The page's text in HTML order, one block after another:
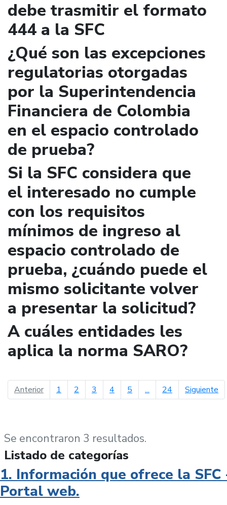
debe trasmitir el formato
444 a la SFC
¿Qué son las excepciones
regulatorias otorgadas
por la Superintendencia
Financiera de Colombia
en el espacio controlado
de prueba?
Si la SFC considera que
el interesado no cumple
con los requisitos
mínimos de ingreso al
espacio controlado de
prueba, ¿cuándo puede el
mismo solicitante volver
a presentar la solicitud?
A cuáles entidades les
aplica la norma SARO?
Anteriorpágina anterior
1 2 3 4 5 ... 24 Siguiente
Se encontraron 3 resultados.
Listado de categorías
1. Información que ofrece la SFC
Portal web.